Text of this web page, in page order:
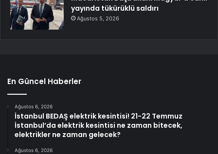
yayında tükürüklü saldırı
Ağustos 5, 2026
En Güncel Haberler
Ağustos 6, 2026
İstanbul BEDAŞ elektrik kesintisi! 21-22 Temmuz
İstanbul’da elektrik kesintisi ne zaman bitecek,
elektrikler ne zaman gelecek?
Ağustos 6, 2026